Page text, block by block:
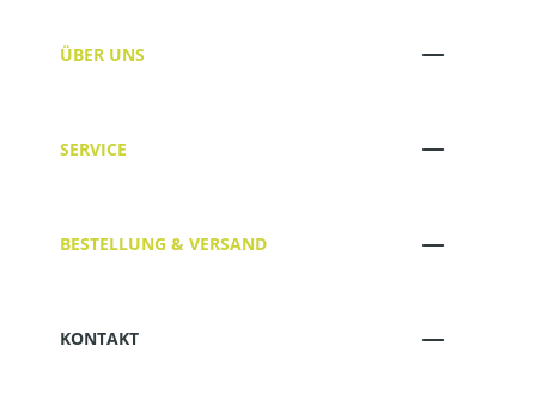
ÜBER UNS
SERVICE
BESTELLUNG & VERSAND
KONTAKT